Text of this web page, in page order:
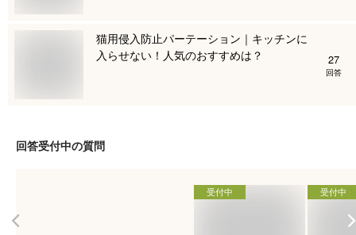
猫用侵入防止パーテーション｜キッチンに
入らせない！人気のおすすめは？
27
回答
回答受付中の質問
受付中 受付中